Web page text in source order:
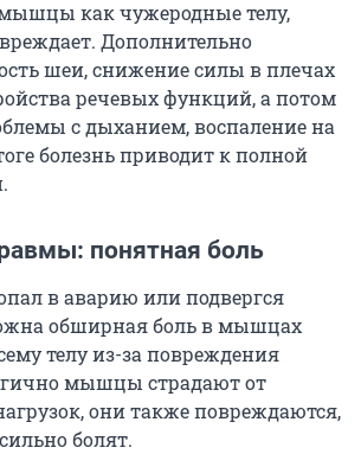
как чужеродные телу,
Дополнительно
шеи, снижение силы в плечах
речевых функций, а потом
с дыханием, воспаление на
болезнь приводит к полной
понятная боль
в аварию или подвергся
обширная боль в мышцах
телу из-за повреждения
мышцы страдают от
они также повреждаются,
болят.